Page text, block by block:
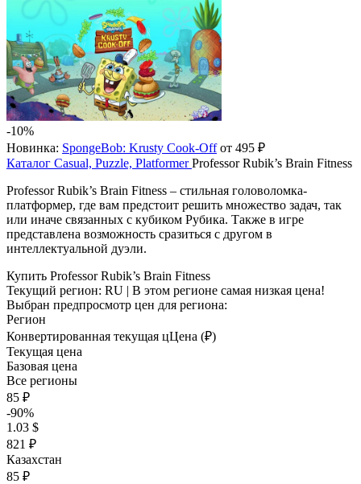
-10%
Новинка: SpongeBob: Krusty Cook-Offот 495 ₽
Каталог Casual, Puzzle, Platformer Professor Rubik’s Brain Fitness
Professor Rubik’s Brain Fitness – стильная головоломка-
платформер, где вам предстоит решить множество задач, так
или иначе связанных с кубиком Рубика. Также в игре
представлена возможность сразиться с другом в
интеллектуальной дуэли.
Купить Professor Rubik’s Brain Fitness
Текущий регион: RU | В этом регионе самая низкая цена!
Выбран предпросмотр цен для региона:
Регион
Конвертированная текущая цЦена (₽)
Текущая цена
Базовая цена
Все регионы
85 ₽
-90%
1.03 $
821 ₽
Казахстан
85 ₽